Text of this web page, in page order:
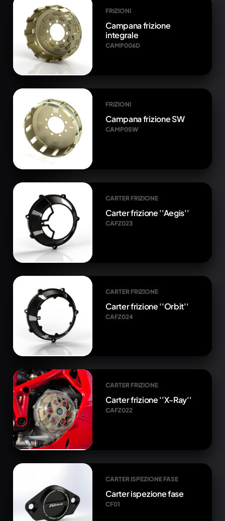
FRIZIONI
Campana frizione
integrale
CAMP006D
FRIZIONI
Campana frizione SW
CAMP0SW
CARTER FRIZIONE
Carter frizione ''Aegis''
CAFZ023
CARTER FRIZIONE
Carter frizione ''Orbit''
CAFZ024
CARTER FRIZIONE
Carter frizione ''X-Ray''
CAFZ022
CARTER ISPEZIONE FASE
Carter ispezione fase
CF01